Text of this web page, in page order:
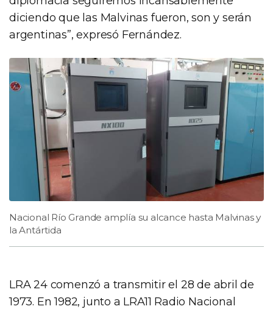
diciendo que las Malvinas fueron, son y serán
argentinas”, expresó Fernández.
Nacional Río Grande amplía su alcance hasta Malvinas y
la Antártida
LRA 24 comenzó a transmitir el 28 de abril de
1973. En 1982, junto a LRA11 Radio Nacional